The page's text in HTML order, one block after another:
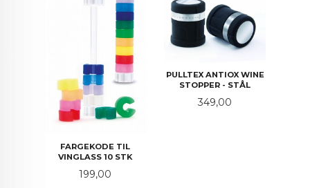
FARGEKODE TIL
VINGLASS 10 STK
Pris
199,00
PULLTEX ANTIOX WINE
STOPPER - STÅL
Pris
349,00